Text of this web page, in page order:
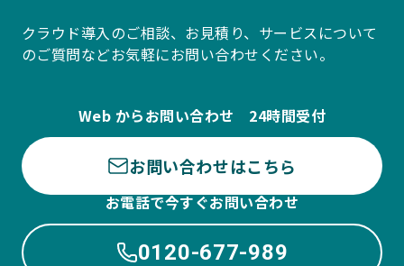
クラウド導入のご相談、お見積り、サービスについて
のご質問などお気軽にお問い合わせください。
Web からお問い合わせ 24時間受付
お問い合わせはこちら
お電話で今すぐお問い合わせ
0120-677-989